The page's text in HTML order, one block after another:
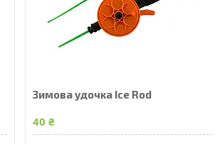
Зимова удочка Ice Rod
40 ₴